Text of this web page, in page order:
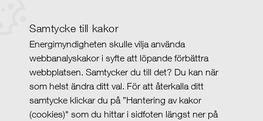
Samtycke till kakor
Energimyndigheten skulle vilja använda
webbanalyskakor i syfte att löpande förbättra
webbplatsen. Samtycker du till det? Du kan när
som helst ändra ditt val. För att återkalla ditt
samtycke klickar du på ”Hantering av kakor
(cookies)" som du hittar i sidfoten längst ner på